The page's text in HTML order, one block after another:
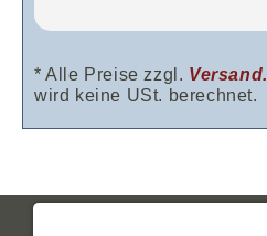
* Alle Preise zzgl. Versand.
wird keine USt. berechnet.